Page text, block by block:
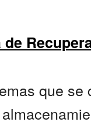
que se